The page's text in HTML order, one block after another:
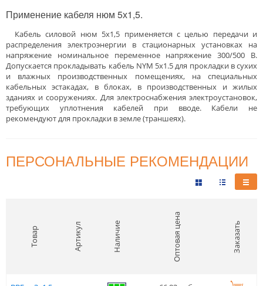
Применение кабеля нюм 5х1,5.
Кабель силовой нюм 5х1,5 применяется с целью передачи и
распределения электроэнергии в стационарных установках на
напряжение номинальное переменное напряжение 300/500 В.
Допускается прокладывать кабель NYM 5x1.5 для прокладки в сухих
и влажных производственных помещениях, на специальных
кабельных эстакадах, в блоках, в производственных и жилых
зданиях и сооружениях. Для электроснабжения электроустановок,
требующих уплотнения кабелей при вводе. Кабели не
рекомендуют для прокладки в земле (траншеях).
ПЕРСОНАЛЬНЫЕ РЕКОМЕНДАЦИИ
Товар Артикул Наличие Оптовая цена Заказать